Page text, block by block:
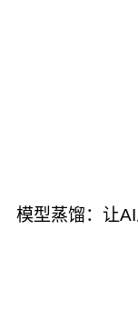
模型蒸馏：让AI